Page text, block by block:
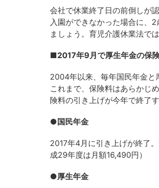
会社で休業終了日の前倒しが
入園ができなかった場合に、
ましょう。育児介護休業法で
■2017年9月で厚生年金の保
2004年以来、毎年国民年金と
これまで、保険料はあらかじ
険料の引き上げが今年で終了す
●国民年金
2017年4月に引き上げが終了
成29年度は月額16,490円）
●厚生年金